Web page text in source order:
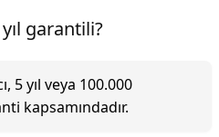
garantili?
5 yıl veya 100.000
kapsamındadır.